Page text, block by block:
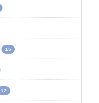
15
12